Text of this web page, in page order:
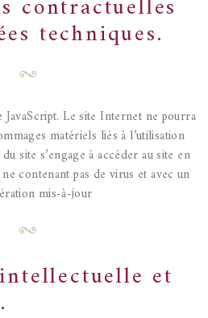
contractuelles
techniques.
Le site Internet ne pourra
matériels liés à l’utilisation
site s’engage à accéder au site en
contenant pas de virus et avec un
mis-à-jour
et